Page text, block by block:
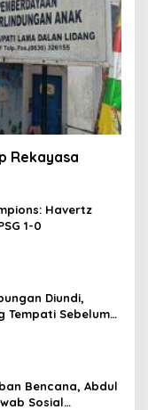
Rekayasa
Havertz
1-0
Diundi,
Tempati Sebelum
Bencana, Abdul
Sosial